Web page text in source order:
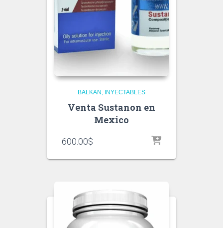
BALKAN INYECTABLES
Venta Sustanon en
Mexico
600.00$